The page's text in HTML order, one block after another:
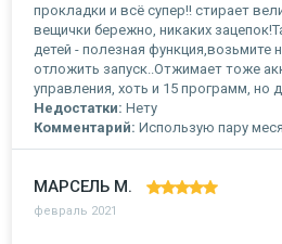
прокладки и всё супер!! стирает
вещички бережно, никаких
детей - полезная функция,возьмите
отложить запуск..Отжимает тоже
управления, хоть и 15 программ, но
Недостатки: Нету
Комментарий: Использую пару
МАРСЕЛЬ М.
февраль 2021